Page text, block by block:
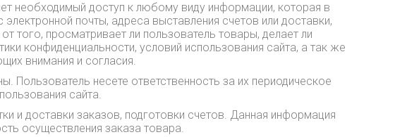
необходимый доступ к любому виду информации, которая в
почты, адреса выставления счетов или доставки,
того, просматривает ли пользователь товары, делает ли
конфиденциальности, условий использования сайта, а так же
внимания и согласия.
Пользователь несете ответственность за их периодическое
сайта.
и доставки заказов, подготовки счетов. Данная информация
осуществления заказа товара.